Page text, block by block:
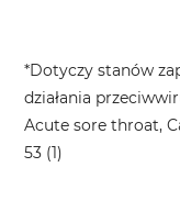
*Dotyczy stanów
działania
Acute sore throat,
53 (1)